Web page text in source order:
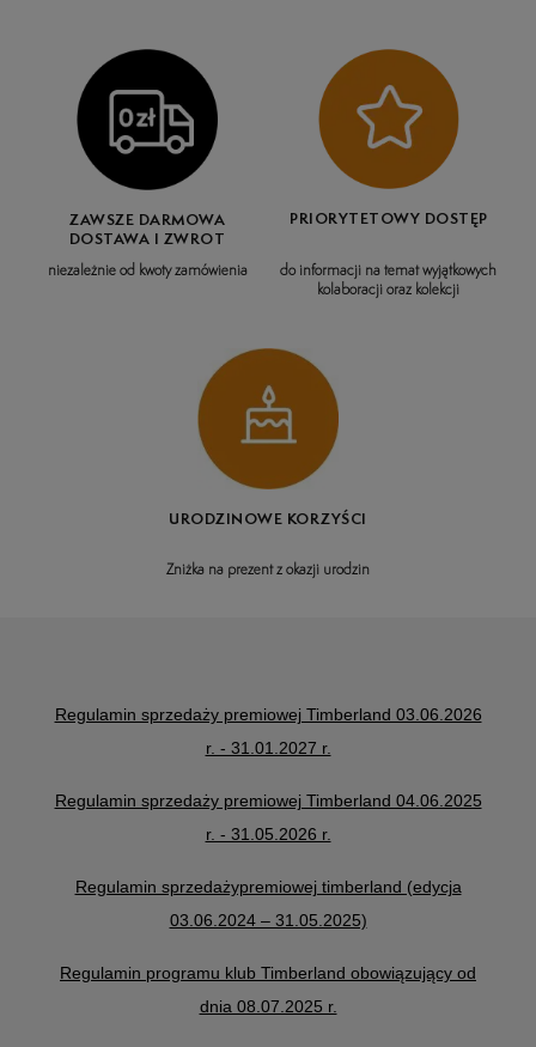
ZAWSZE DARMOWA
DOSTAWA I ZWROT
niezależnie od kwoty zamówienia
PRIORYTETOWY DOSTĘP
do informacji na temat wyjątkowych
kolaboracji oraz kolekcji
URODZINOWE KORZYŚCI
Zniżka na prezent z okazji urodzin
Regulamin sprzedaży premiowej Timberland 03.06.2026
r. - 31.01.2027 r.
Regulamin sprzedaży premiowej Timberland 04.06.2025
r. - 31.05.2026 r.
Regulamin sprzedażypremiowej timberland (edycja
03.06.2024 – 31.05.2025)
Regulamin programu klub Timberland obowiązujący od
dnia 08.07.2025 r.